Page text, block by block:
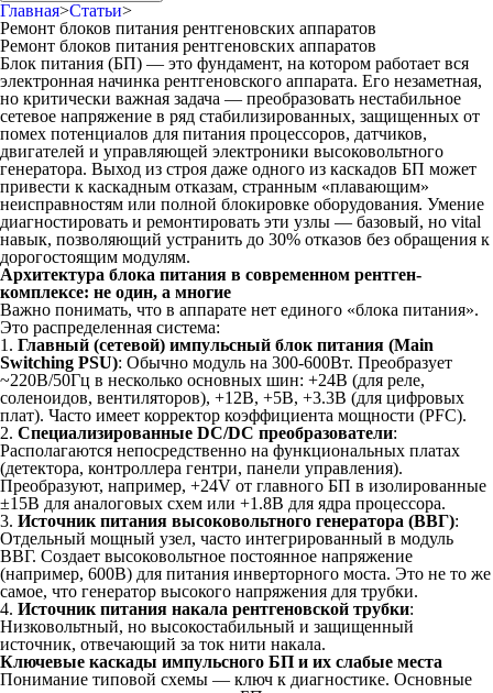
Главная>Статьи>
Ремонт блоков питания рентгеновских аппаратов
Ремонт блоков питания рентгеновских аппаратов
Блок питания (БП) — это фундамент, на котором работает вся
электронная начинка рентгеновского аппарата. Его незаметная,
но критически важная задача — преобразовать нестабильное
сетевое напряжение в ряд стабилизированных, защищенных от
помех потенциалов для питания процессоров, датчиков,
двигателей и управляющей электроники высоковольтного
генератора. Выход из строя даже одного из каскадов БП может
привести к каскадным отказам, странным «плавающим»
неисправностям или полной блокировке оборудования. Умение
диагностировать и ремонтировать эти узлы — базовый, но vital
навык, позволяющий устранить до 30% отказов без обращения к
дорогостоящим модулям.
Архитектура блока питания в современном рентген-
комплексе: не один, а многие
Важно понимать, что в аппарате нет единого «блока питания».
Это распределенная система:
1. Главный (сетевой) импульсный блок питания (Main
Switching PSU): Обычно модуль на 300-600Вт. Преобразует
~220В/50Гц в несколько основных шин: +24В (для реле,
соленоидов, вентиляторов), +12В, +5В, +3.3В (для цифровых
плат). Часто имеет корректор коэффициента мощности (PFC).
2. Специализированные DC/DC преобразователи:
Располагаются непосредственно на функциональных платах
(детектора, контроллера гентри, панели управления).
Преобразуют, например, +24V от главного БП в изолированные
±15В для аналоговых схем или +1.8В для ядра процессора.
3. Источник питания высоковольтного генератора (ВВГ):
Отдельный мощный узел, часто интегрированный в модуль
ВВГ. Создает высоковольтное постоянное напряжение
(например, 600В) для питания инверторного моста. Это не то же
самое, что генератор высокого напряжения для трубки.
4. Источник питания накала рентгеновской трубки:
Низковольтный, но высокостабильный и защищенный
источник, отвечающий за ток нити накала.
Ключевые каскады импульсного БП и их слабые места
Понимание типовой схемы — ключ к диагностике. Основные